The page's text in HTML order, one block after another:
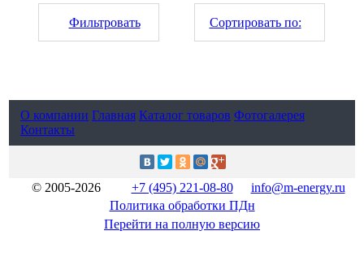
Фильтровать Сортировать по:
О компании Главная Каталог товаров Фотогалерея
Контакты
© 2005-2026 +7 (495) 221-08-80
info@m-energy.ru
Политика обработки ПДн
Перейти на полную версию